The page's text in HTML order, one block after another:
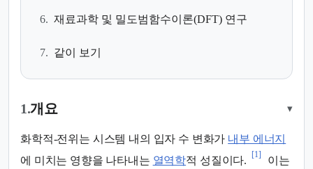
6. 재료과학 및 밀도범함수이론(DFT) 연구
7. 같이 보기
1.개요 ▾
화학적-전위는 시스템 내의 입자 수 변화가 내부 에너지
에 미치는 영향을 나타내는 열역학적 성질이다.
[1]
이는